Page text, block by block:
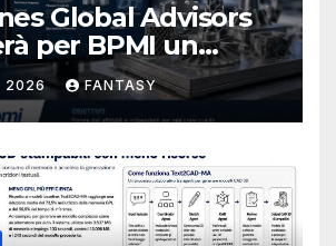
Global Advisors
per BPMI un
per la stampa 3D
destinata alla filiera
2026 FANTASY